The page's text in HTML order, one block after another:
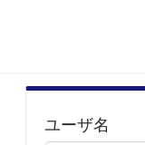
ユーザ名